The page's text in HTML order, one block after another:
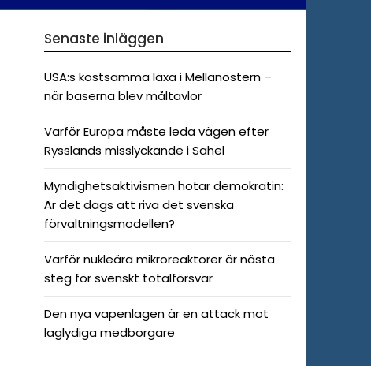
Senaste inläggen
USA:s kostsamma läxa i Mellanöstern –
när baserna blev måltavlor
Varför Europa måste leda vägen efter
Rysslands misslyckande i Sahel
Myndighetsaktivismen hotar demokratin:
Är det dags att riva det svenska
förvaltningsmodellen?
Varför nukleära mikroreaktorer är nästa
steg för svenskt totalförsvar
Den nya vapenlagen är en attack mot
laglydiga medborgare